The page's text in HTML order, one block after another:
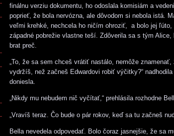
finálnu verziu dokumentu, ho odoslala komisiám a
poprieť, že bola nervózna, ale dôvodom si nebola istá.
veľmi krehké, nechcela ho ničím ohroziť, a bolo jej
západné pobrežie vlastne teší. Zdôverila sa s tým
brat preč.
„To, že sa sem chceš vrátiť nastálo, nemôže
vydržíš, než začneš Edwardovi robiť výčitky?“
doniesla.
„Nikdy mu nebudem nič vyčítať,“ prehlásila rozhodne
„Vravíš teraz. Čo bude o pár rokov, keď sa tu začneš
Bella nevedela odpovedať. Bolo čoraz jasnejšie, že sa